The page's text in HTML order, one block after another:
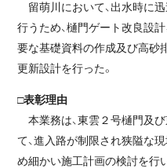
留萌川において、出水時に
行うため、樋門ゲート改良設
要な基礎資料の作成及び高砂
更新設計を行った。
□表彰理由
本業務は、東雲２号樋門及
て、進入路が制限され狭隘な
め細かい施工計画の検討を行